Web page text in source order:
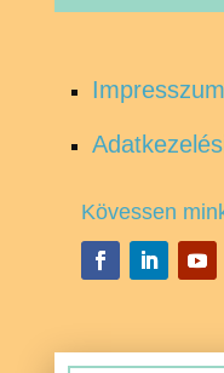
Impresszum
Kövessen